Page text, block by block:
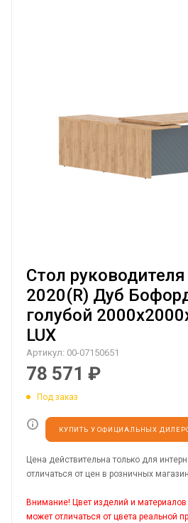
Стол руководителя
2020(R) Дуб
голубой
LUX
Артикул: 00-07150651
78 571 ₽
Под заказ
КУПИТЬ У ОФИЦИАЛЬНЫХ
Цена действительна только для
отличаться от цен в розничных
Внимание! Цвет изделий и материалов
может отличаться от цвета реальной